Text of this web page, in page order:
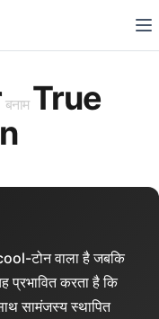
बनाम True
टोन वाला है जबकि
करता है कि
सामंजस्य स्थापित